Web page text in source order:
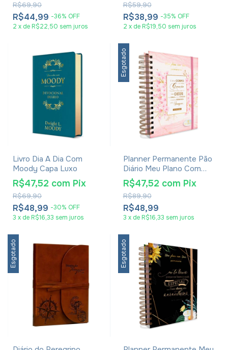
R$44,99 -36% OFF
R$69,90
2 x de R$22,50 sem juros
R$38,99 -35% OFF
R$59,90
2 x de R$19,50 sem juros
Livro Dia A Dia Com
Moody Capa Luxo
R$48,99 -30% OFF
R$69,90
R$47,52 com Pix
3 x de R$16,33 sem juros
Esgotado
Planner Permanente Pão
Diário Meu Plano Com
Deus Minha Herança
R$48,99
R$89,90
R$47,52 com Pix
3 x de R$16,33 sem juros
Esgotado Esgotado